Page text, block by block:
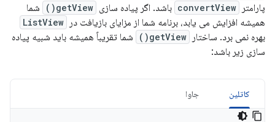
پارامتر
convertView باشد. اگر پیاده سازی getView()
شما
همیشه افزایش می یابد، برنامه شما از مزایای بازیافت در
ListView
بهره نمی برد. ساختار getView()
شما تقریباً همیشه باید شبیه پیاده
سازی زیر باشد:
کاتلین جاوا